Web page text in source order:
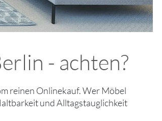
- achten?
reinen Onlinekauf. Wer Möbel
und Alltagstauglichkeit